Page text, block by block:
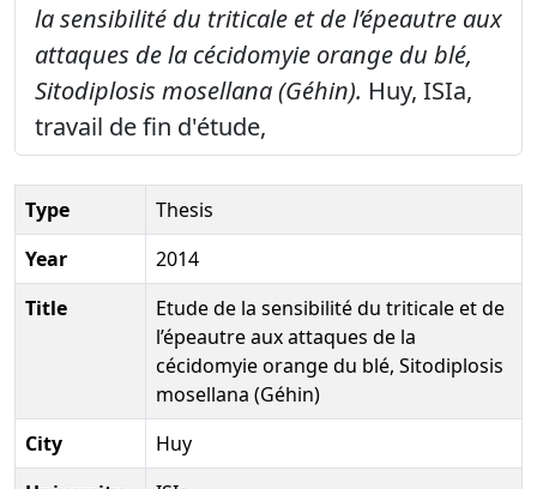
la sensibilité du triticale et de l’épeautre aux
attaques de la cécidomyie orange du blé,
Sitodiplosis mosellana (Géhin). Huy, ISIa,
travail de fin d'étude,
Type
Thesis
Year
2014
Title
Etude de la sensibilité du triticale et de
l’épeautre aux attaques de la
cécidomyie orange du blé, Sitodiplosis
mosellana (Géhin)
City
Huy